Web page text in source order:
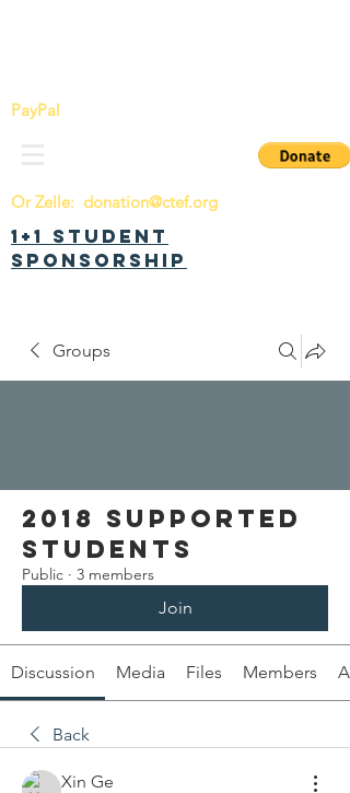
PayPal
Or Zelle: donation@ctef.org
1+1 Student
Sponsorship
Groups
2018 Supported
Students
Public · 3 members
Join
Discussion Media Files Members
Back
Xin Ge